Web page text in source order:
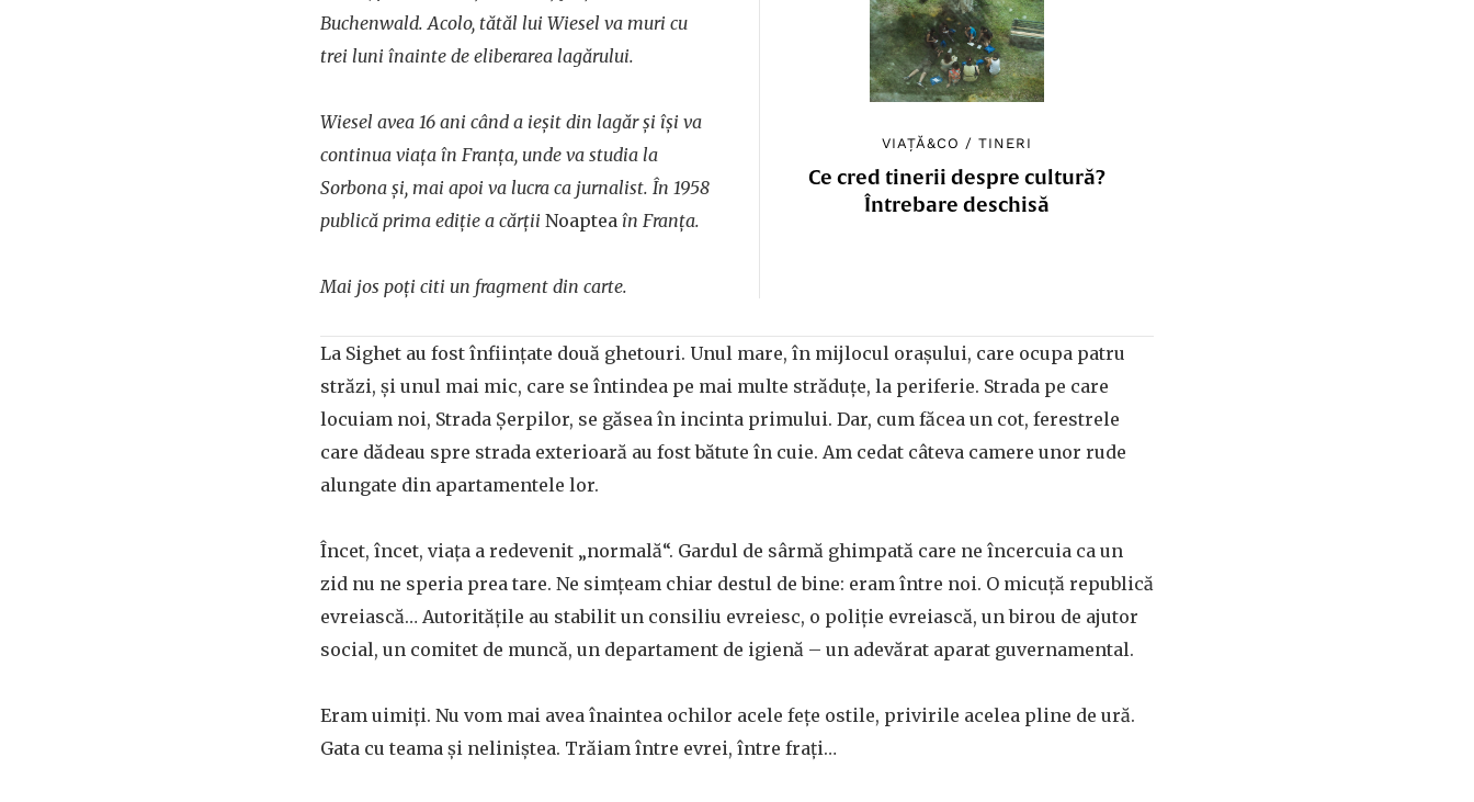
VIAȚĂ&CO /TINERI
Ce cred tinerii despre cultură?
Întrebare deschisă
Buchenwald. Acolo, tătăl lui Wiesel va muri cu
trei luni înainte de eliberarea lagărului.
Wiesel avea 16 ani când a ieșit din lagăr și își va
continua viața în Franța, unde va studia la
Sorbona și, mai apoi va lucra ca jurnalist. În 1958
publică prima ediție a cărții Noaptea în Franța.
Mai jos poți citi un fragment din carte.
La Sighet au fost înființate două ghetouri. Unul mare, în mijlocul orașului, care ocupa patru
străzi, și unul mai mic, care se întindea pe mai multe străduțe, la periferie. Strada pe care
locuiam noi, Strada Șerpilor, se găsea în incinta primului. Dar, cum făcea un cot, ferestrele
care dădeau spre strada exterioară au fost bătute în cuie. Am cedat câteva camere unor rude
alungate din apartamentele lor.
Încet, încet, viața a redevenit „normală“. Gardul de sârmă ghimpată care ne încercuia ca un
zid nu ne speria prea tare. Ne simțeam chiar destul de bine: eram între noi. O micuță republică
evreiască… Autoritățile au stabilit un consiliu evreiesc, o poliție evreiască, un birou de ajutor
social, un comitet de muncă, un departament de igienă – un adevărat aparat guvernamental.
Eram uimiți. Nu vom mai avea înaintea ochilor acele fețe ostile, privirile acelea pline de ură.
Gata cu teama și neliniștea. Trăiam între evrei, între frați…